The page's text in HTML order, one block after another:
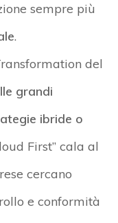
sempre più
.
del
grandi
ibride o
First” cala al
cercano
e conformità